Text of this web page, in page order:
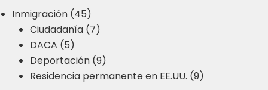
Inmigración (45)
Ciudadanía (7)
DACA (5)
Deportación (9)
Residencia permanente en EE.UU. (9)